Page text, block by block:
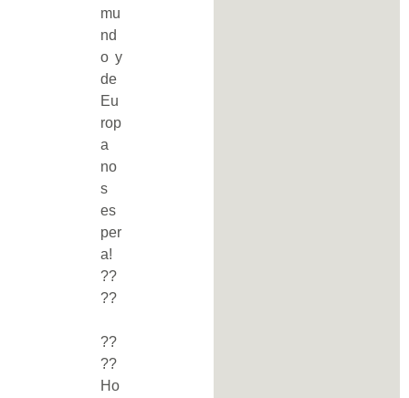
mu
nd
o y
de
Eu
rop
a
no
s
es
per
a!
??
??
??
??
Ho